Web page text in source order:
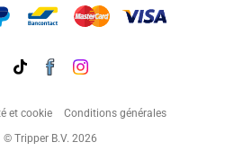
et cookie
Conditions générales
© Tripper B.V. 2026